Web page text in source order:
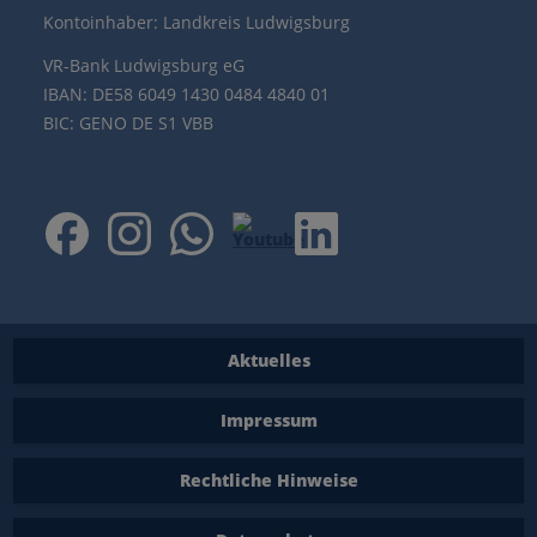
Kontoinhaber: Landkreis Ludwigsburg
VR-Bank Ludwigsburg eG
IBAN: DE58 6049 1430 0484 4840 01
BIC: GENO DE S1 VBB
Aktuelles
Impressum
Rechtliche Hinweise